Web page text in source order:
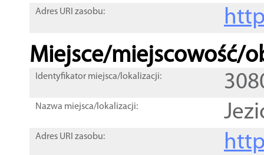
Adres URI zasobu:
Miejsce/miejscowość/
Identyfikator miejsca/lokalizacji:
Nazwa miejsca/lokalizacji:
Adres URI zasobu: